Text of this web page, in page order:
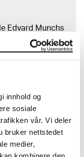
innhold og
sosiale
vår. Vi deler
bruker nettstedet
medier,
Edvard Munchs
jevnlig i
Vi tar
000 unike
27 000 unike
samlingen
til Oslo
samlingene
og Ludvig O.